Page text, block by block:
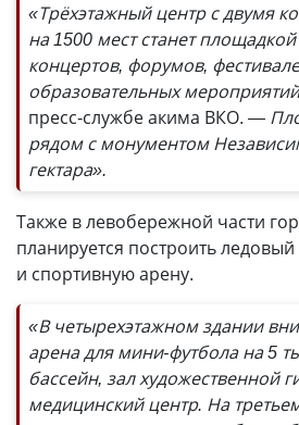
«Трёхэтажный центр с двумя
на 1500 мест станет
концертов, форумов,
образовательных
пресс-службе акима ВКО. —
рядом с монументом
гектара».
Также в левобережной части
планируется построить
и спортивную арену.
«В четырехэтажном здании
арена для мини-футбола на 5
бассейн, зал художественной
медицинский центр. На